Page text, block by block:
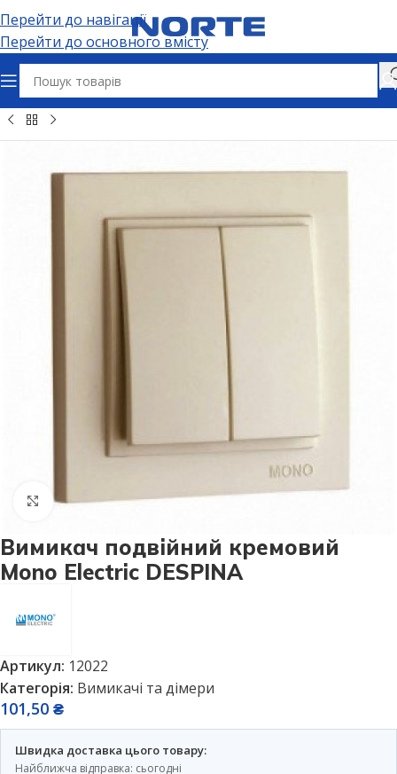
Перейти до навігації
Перейти до основного вмісту
Головна Електрофурнітура Вимикачі та дімери
Натисніть, щоб збільшити
Вимикач подвійний кремовий
Mono Electric DESPINA
Артикул: 12022
Категорія: Вимикачі та дімери
101,50 ₴
Швидка доставка цього товару:
Найближча відправка: сьогодні